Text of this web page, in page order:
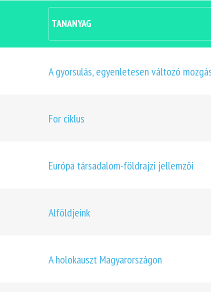
TANANYAG
A gyorsulás, egyenletesen változó
For ciklus
Európa társadalom-földrajzi jellemzői
Alföldjeink
A holokauszt Magyarországon